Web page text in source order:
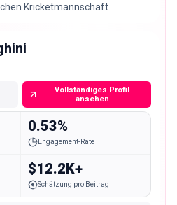
Kricketmannschaft
Vollständiges Profil
ansehen
0.53%
Engagement-Rate
$12.2K+
Schätzung pro Beitrag